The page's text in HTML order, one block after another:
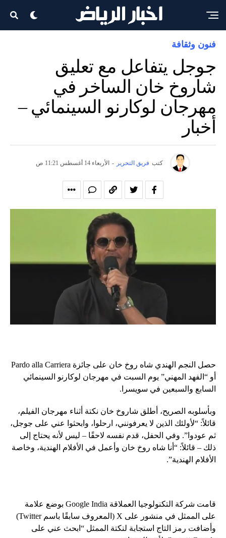
فنون وثقافة
جوجل يتفاعل مع تعليق
شاروخ خان الساخر في
مهرجان لوكارنو السينمائي –
أخبار
كتب فريق التحرير - الأربعاء 14 أغسطس 11:21 ص
حصل النجم الهندي شاه روخ خان على جائزة Pardo alla Carriera
أو “الفهد المهني” يوم السبت في مهرجان لوكارنو السينمائي
السابع والسبعين في سويسرا.
وبأسلوبه الصريح، أطلق شاروخ خان نكتة أثناء مهرجان الفيلم،
قائلاً: “لأولئك الذين لا يعرفونني، ارحلوا، وابحثوا عني على جوجل،
ثم عودوا”. وفي الحفل، قدم نفسه لاحقًا – ليس لأنه يحتاج إلى
ذلك – قائلاً: “أنا شاه روخ خان وأعمل في الأفلام الهندية، وخاصة
الأفلام الهندية”.
قامت شركة التكنولوجيا العملاقة Google India بوضع علامة
على الممثل في منشور على X (المعروف سابقًا باسم Twitter)
وأضافت رمز التاج استجابة لنكتة الممثل “ابحث عني على